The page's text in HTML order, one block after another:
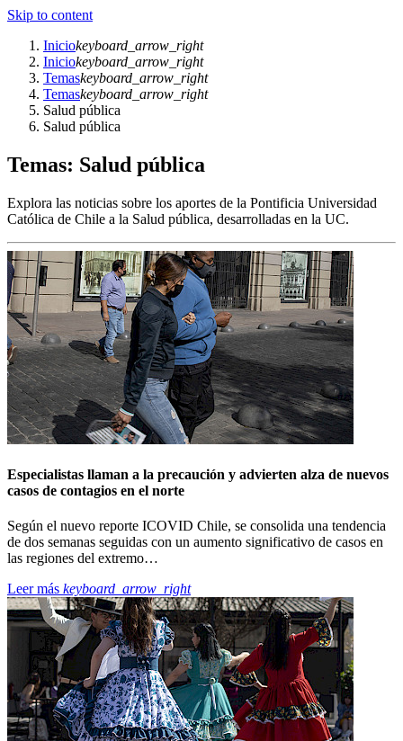
Skip to content
Iniciokeyboard_arrow_right
Iniciokeyboard_arrow_right
Temaskeyboard_arrow_right
Temaskeyboard_arrow_right
Salud pública
Salud pública
Temas: Salud pública
Explora las noticias sobre los aportes de la Pontificia Universidad
Católica de Chile a la Salud pública, desarrolladas en la UC.
Especialistas llaman a la precaución y advierten alza de nuevos
casos de contagios en el norte
Según el nuevo reporte ICOVID Chile, se consolida una tendencia
de dos semanas seguidas con un aumento significativo de casos en
las regiones del extremo…
Leer más keyboard_arrow_right